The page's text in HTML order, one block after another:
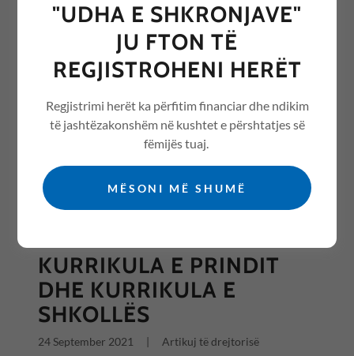
REVISTA "UDHA E
SHKRONJAVE" ME ARTIKUJ
NGA ARSIMI /EDUCATION
All Posts
KURRIKULA E PRINDIT
DHE KURRIKULA E
SHKOLLËS
24 September 2021 Artikuj të drejtorisë
"UDHA E SHKRONJAVE"
JU FTON TË
REGJISTROHENI HERËT
Regjistrimi herët ka përfitim financiar dhe ndikim
të jashtëzakonshëm në kushtet e përshtatjes së
fëmijës tuaj.
MËSONI MË SHUMË